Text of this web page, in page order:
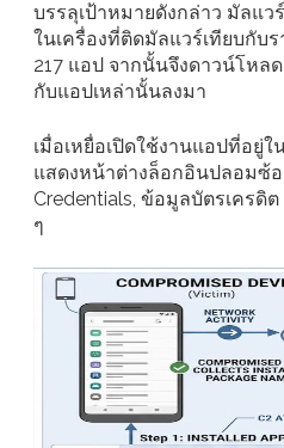
บรรลุเป้าหมายดังกล่าว มัลแ
ในเครื่องที่ติดมัลแวร์เทียบกับ
217 แอป จากนั้นจึงดาวน์โหล
กับแอปเหล่านั้นลงมา
เมื่อเหยื่อเปิดใช้งานแอปที่อยู่ใ
แสดงหน้าต่างล็อกอินปลอมซ้
Credentials, ข้อมูลบัตรเครดิ
ๆ